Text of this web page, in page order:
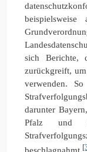
sich Berichte,
zurückgreift,
verwenden.
darunter
Pfalz und
beschlagnahmt.